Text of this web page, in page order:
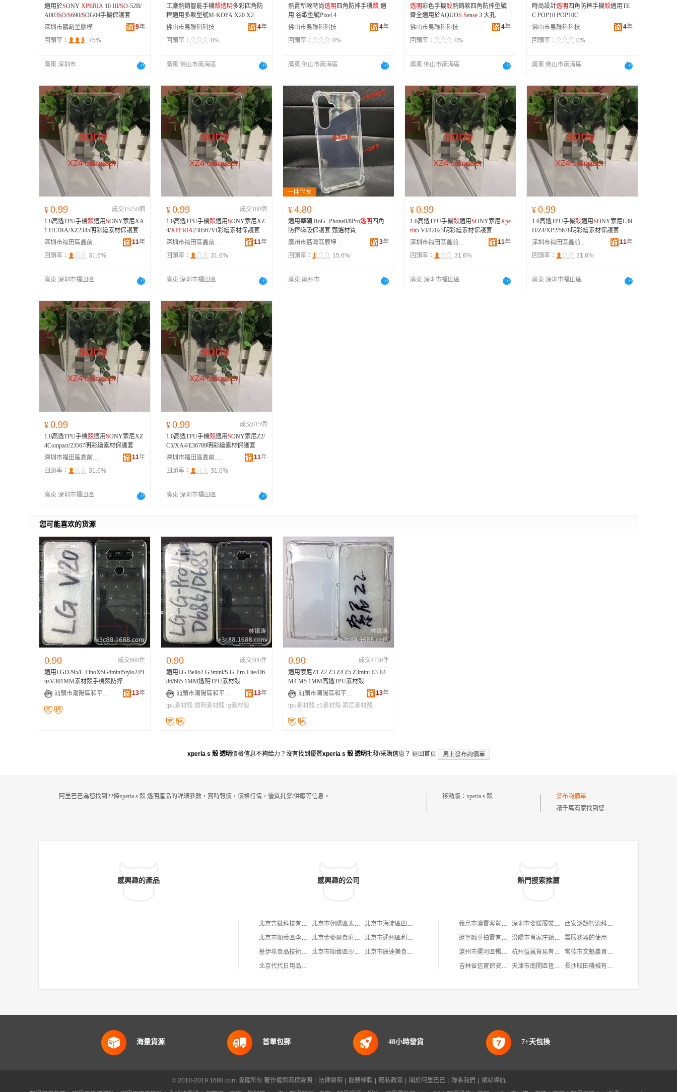
適用於SONY XPERIA 10 III/SO-52B/
A003SO/S690/SOG04手機保護套
深圳市鵬創塑膠模具有限公司
9年
回頭率：
75%
廣東 深圳市
工廠熱銷智能手機殼透明多彩四角防
摔適用多款型號M-KOPA X20 X2
佛山市易聯科科技有限公司
4年
回頭率：
0%
廣東 佛山市南海區
熱賣新款時尚透明 四角防摔手機殼 適
用 谷歌型號Pixel 4
佛山市易聯科科技有限公司
4年
回頭率：
0%
廣東 佛山市南海區
透明彩色手機殼熱銷款四角防摔型號
齊全適用於AQUOS Sense 3 大孔
佛山市易聯科科技有限公司
4年
回頭率：
0%
廣東 佛山市南海區
時尚設計透明 四角防摔手機殼適用TE
C POP10 POP10C
佛山市易聯科科技有限公司
4年
回頭率：
0%
廣東 佛山市南海區
¥ 0.99
成交15250個
1.0高透TPU手機殼適用SONY索尼XA
1 ULTRA/XZ2345明彩繪素材保護套
深圳市福田區鑫前進手機數碼配件商行
11年
回頭率：
31.6%
廣東 深圳市福田區
¥ 0.99
成交100個
1.0高透TPU手機殼適用SONY索尼XZ
4/XPERIA238567VI彩繪素材保護套
深圳市福田區鑫前進手機數碼配件商行
11年
回頭率：
31.6%
廣東 深圳市福田區
¥ 4.80
適用華碩 RoG -Phone8/8Pro透明 四角
防摔磁吸保護套 甄選材質
廣州市荔灣區辰坤通訊商行
3年
回頭率：
15.6%
廣東 廣州市
¥ 0.99
1.0高透TPU手機殼適用SONY索尼Xpe
ria5 VI/42023明彩繪素材保護套
深圳市福田區鑫前進手機數碼配件商行
11年
回頭率：
31.6%
廣東 深圳市福田區
¥ 0.99
1.0高透TPU手機殼適用SONY索尼L39
H/Z4/XP2/5678明彩繪素材保護套
深圳市福田區鑫前進手機數碼配件商行
11年
回頭率：
31.6%
廣東 深圳市福田區
¥ 0.99
1.0高透TPU手機殼適用SONY索尼XZ
4Compact/23567明彩繪素材保護套
深圳市福田區鑫前進手機數碼配件商行
11年
回頭率：
31.6%
廣東 深圳市福田區
¥ 0.99
成交815個
1.0高透TPU手機殼適用SONY索尼Z2/
C5/XA4/E36789明彩繪素材保護套
深圳市福田區鑫前進手機數碼配件商行
11年
回頭率：
31.6%
廣東 深圳市福田區
您可能喜欢的货源
0.90
成交660件
適用LGD295/L-FinoX5G4miniStylo2/Pl
usV301MM素材殼手機殼防摔
汕頭市潮陽區和平樂祥手機配件店
13年
0.90
成交500件
適用LG Bello2 G3mini/S G-Pro-Lite/D6
86/685 1MM透明TPU素材殼
汕頭市潮陽區和平樂祥手機配件店
13年
tpu素材殼 透明素材殼 lg素材殼
0.90
成交4736件
適用索尼Z1 Z2 Z3 Z4 Z5 Z3mini E3 E4
M4 M5 1MM高透TPU素材殼
汕頭市潮陽區和平樂祥手機配件店
13年
tpu素材殼 z3素材殼 索尼素材殼
xperia s 殼 透明價格信息不夠給力？沒有找到優質xperia s 殼 透明批發/采購信息？ 返回首頁 馬上發布詢價單
阿里巴巴為您找到22條xperia s 殼 透明產品的詳細參數，實時報價，價格行情，優質批發/供應等信息。 移動版： xperia s 殼 透明
發布詢價單
讓千萬商家找到您
感興趣的產品 感興趣的公司
北京吉鈦科技有限公司 北京市朝陽區太陽宮鄉許嚇清茶庄
北京市海淀區四道口余凱食品經營部
北京市順義區李橋寶雲餐廳
北京金麥爾食府有限責任公司
北京市通州區利多副食商店
基伊埃食品技術（北京）有限公司
北京市順義區沙嶺利康小賣部
北京市康達美食品店
北京代代日用品銷售中心
熱門搜索推薦
義烏市澳賣客貿易有限公司 深圳市姿媛服裝有限公司
西安鴻鵠智源科技合伙企業(有限合伙)
遼寧融華拍賣有限公司
汾陽市肖家庄鎮汾肖文香酥餅子
雲服務器的使用
滄州市運河區暢舒健康咨詢中心
杭州益嵐貿易有限公司
常德市文魁農資經營部
吉林省信實保安服務有限公司
天津市南開區恆生華康食品經營部 長沙順田機械有限公司
海量貨源 首單包郵 48小時發貨 7+天包換
© 2010-2019 1688.com 版權所有 著作權與商標聲明 法律聲明 服務條款 隱私政策 關於阿里巴巴 聯系我們
網站導航